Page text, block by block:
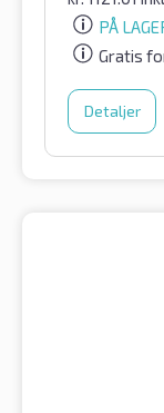
PÅ
Gratis
Detaljer